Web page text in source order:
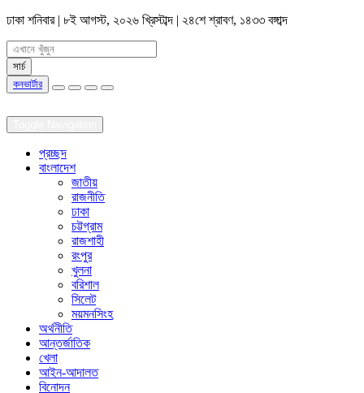
ঢাকা শনিবার | ৮ই আগস্ট, ২০২৬ খ্রিস্টাব্দ | ২৪শে শ্রাবণ, ১৪৩৩ বঙ্গাব্দ
কনভার্টার
প্রচ্ছদ
বাংলাদেশ
জাতীয়
রাজনীতি
ঢাকা
চট্টগ্রাম
রাজশাহী
রংপুর
খুলনা
বরিশাল
সিলেট
ময়মনসিংহ
অর্থনীতি
আন্তর্জাতিক
খেলা
আইন-আদালত
বিনোদন